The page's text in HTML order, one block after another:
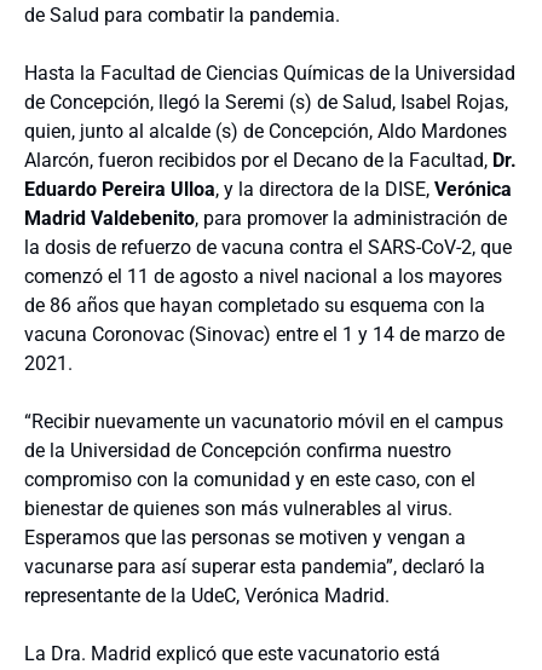
de Salud para combatir la pandemia.
Hasta la Facultad de Ciencias Químicas de la Universidad
de Concepción, llegó la Seremi (s) de Salud, Isabel Rojas,
quien, junto al alcalde (s) de Concepción, Aldo Mardones
Alarcón, fueron recibidos por el Decano de la Facultad, Dr.
Eduardo Pereira Ulloa, y la directora de la DISE, Verónica
Madrid Valdebenito, para promover la administración de
la dosis de refuerzo de vacuna contra el SARS-CoV-2, que
comenzó el 11 de agosto a nivel nacional a los mayores
de 86 años que hayan completado su esquema con la
vacuna Coronovac (Sinovac) entre el 1 y 14 de marzo de
2021.
“Recibir nuevamente un vacunatorio móvil en el campus
de la Universidad de Concepción confirma nuestro
compromiso con la comunidad y en este caso, con el
bienestar de quienes son más vulnerables al virus.
Esperamos que las personas se motiven y vengan a
vacunarse para así superar esta pandemia”, declaró la
representante de la UdeC, Verónica Madrid.
La Dra. Madrid explicó que este vacunatorio está